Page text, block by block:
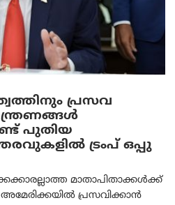
പ്രസവ
പുതിയ
ട്രംപ് ഒപ്പു
മാതാപിതാക്കൾക്ക്
പ്രസവിക്കാൻ